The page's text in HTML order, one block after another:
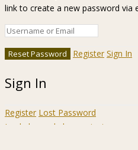
link to create a new password via
Register Sign In
Sign In
Register Lost Password
Ir a la barra de herramientas